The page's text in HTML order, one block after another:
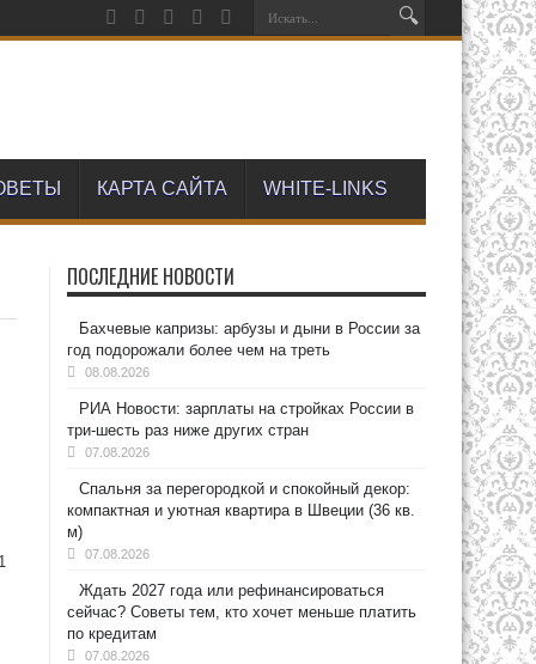
КАРТА САЙТА WHITE-LINKS
ПОСЛЕДНИЕ НОВОСТИ
Бахчевые капризы: арбузы и дыни в России за
год подорожали более чем на треть
08.08.2026
РИА Новости: зарплаты на стройках России в
три-шесть раз ниже других стран
07.08.2026
Спальня за перегородкой и спокойный декор:
компактная и уютная квартира в Швеции (36 кв.
м)
07.08.2026
Ждать 2027 года или рефинансироваться
сейчас? Советы тем, кто хочет меньше платить
по кредитам
07.08.2026